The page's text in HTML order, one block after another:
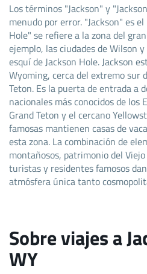
Los términos "Jackson" y
menudo por error. "Jackson" es
Hole" se refiere a la zona del
ejemplo, las ciudades de Wilson
esquí de Jackson Hole. Jackson
Wyoming, cerca del extremo sur
Teton. Es la puerta de entrada a
nacionales más conocidos de los
Grand Teton y el cercano
famosas mantienen casas de
esta zona. La combinación de
montañosos, patrimonio del
turistas y residentes famosos
atmósfera única tanto
Sobre viajes a
WY